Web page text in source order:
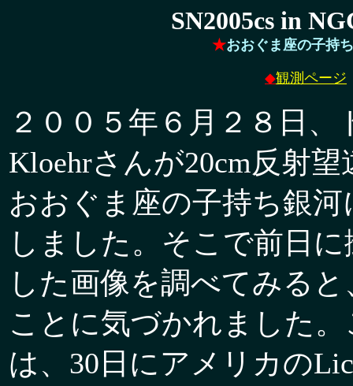
SN2005cs in
★おおぐま座の子持
◆観測ページ
２００５年６月２８日
Kloehrさんが20cm反射望
おおぐま座の子持ち銀
しました。そこで前日に
した画像を調べてみる
ことに気づかれました
は、30日にアメリカの